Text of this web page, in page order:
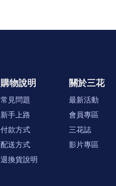
購物說明
常見問題
新手上路
付款方式
配送方式
退換貨說明
關於三花
最新活動
會員專區
三花誌
影片專區